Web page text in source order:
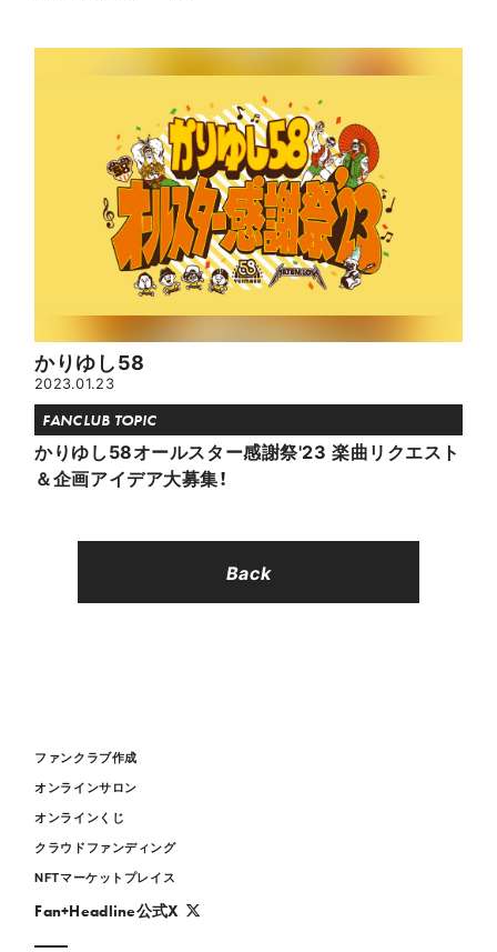
かりゆし58
2023.01.23
FANCLUB TOPIC
かりゆし58オールスター感謝祭'23 楽曲リクエスト
＆企画アイデア大募集！
Back
ファンクラブ作成
オンラインサロン
オンラインくじ
クラウドファンディング
NFTマーケットプレイス
Fan+Headline公式X